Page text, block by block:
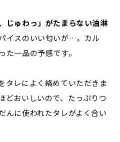
じゅわっ」がたまらない油淋
イスのいい匂いが…。カル
た一品の予感です。
タレによく絡めていただきま
どおいしいので、たっぷりつ
んに使われたタレがよく合い